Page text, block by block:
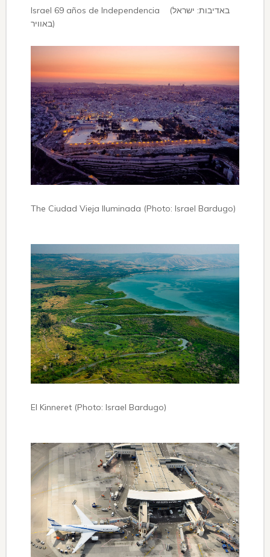
Israel 69 años de Independencia (באדיבות: ישראל
באוויר)
The Ciudad Vieja Iluminada (Photo: Israel Bardugo)
El Kinneret (Photo: Israel Bardugo)